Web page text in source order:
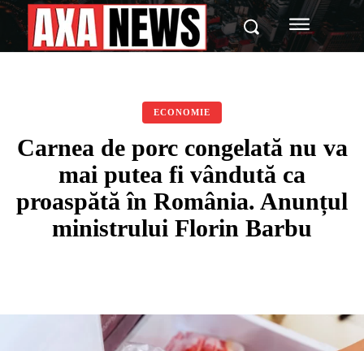
ECONOMIE
Carnea de porc congelată nu va
mai putea fi vândută ca
proaspătă în România. Anunțul
ministrului Florin Barbu